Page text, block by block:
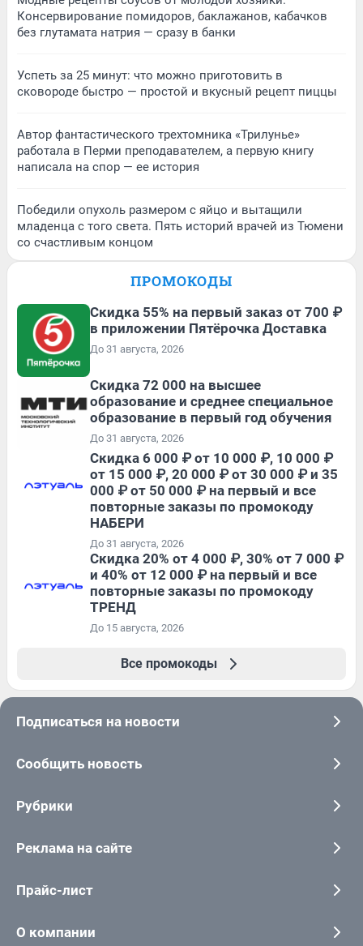
Консервирование помидоров, баклажанов, кабачков
без глутамата натрия — сразу в банки
Успеть за 25 минут: что можно приготовить в
сковороде быстро — простой и вкусный рецепт пиццы
Автор фантастического трехтомника «Трилунье»
работала в Перми преподавателем, а первую книгу
написала на спор — ее история
Победили опухоль размером с яйцо и вытащили
младенца с того света. Пять историй врачей из Тюмени
со счастливым концом
ПРОМОКОДЫ
Скидка 55% на первый заказ от 700 ₽
в приложении Пятёрочка Доставка
До 31 августа, 2026
Скидка 72 000 на высшее
образование и среднее специальное
образование в первый год обучения
До 31 августа, 2026
Скидка 6 000 ₽ от 10 000 ₽, 10 000 ₽
от 15 000 ₽, 20 000 ₽ от 30 000 ₽ и 35
000 ₽ от 50 000 ₽ на первый и все
повторные заказы по промокоду
НАБЕРИ
До 31 августа, 2026
Скидка 20% от 4 000 ₽, 30% от 7 000 ₽
и 40% от 12 000 ₽ на первый и все
повторные заказы по промокоду
ТРЕНД
До 15 августа, 2026
Все промокоды
Подписаться на новости
Сообщить новость
Рубрики
Реклама на сайте
Прайс-лист
О компании